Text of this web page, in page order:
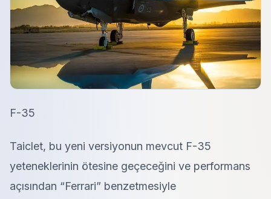
F-35
Taiclet, bu yeni versiyonun mevcut F-35
yeteneklerinin ötesine geçeceğini ve performans
açısından “Ferrari” benzetmesiyle